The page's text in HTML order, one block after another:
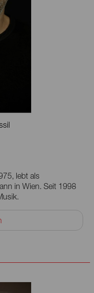
lebt als
in Wien. Seit 1998
Labels »Morr Music«
for breakfast«. Es